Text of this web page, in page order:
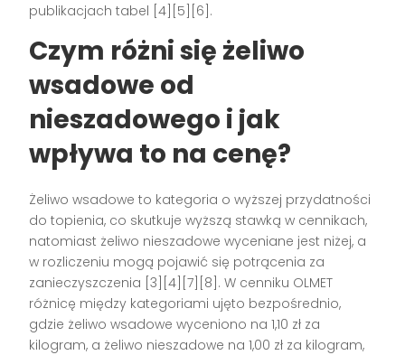
publikacjach tabel [4][5][6].
Czym różni się żeliwo
wsadowe od
nieszadowego i jak
wpływa to na cenę?
Żeliwo wsadowe to kategoria o wyższej przydatności
do topienia, co skutkuje wyższą stawką w cennikach,
natomiast żeliwo nieszadowe wyceniane jest niżej, a
w rozliczeniu mogą pojawić się potrącenia za
zanieczyszczenia [3][4][7][8]. W cenniku OLMET
różnicę między kategoriami ujęto bezpośrednio,
gdzie żeliwo wsadowe wyceniono na 1,10 zł za
kilogram, a żeliwo nieszadowe na 1,00 zł za kilogram,